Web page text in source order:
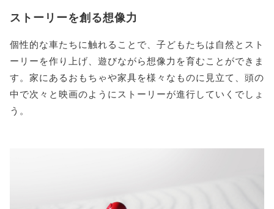
ストーリーを創る想像力
個性的な車たちに触れることで、子どもたちは自然とスト
ーリーを作り上げ、遊びながら想像力を育むことができま
す。家にあるおもちゃや家具を様々なものに見立て、頭の
中で次々と映画のようにストーリーが進行していくでしょ
う。